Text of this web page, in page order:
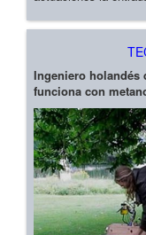
Ingeniero holandés
funciona con